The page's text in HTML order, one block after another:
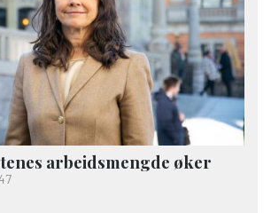
arbeidsmengde øker